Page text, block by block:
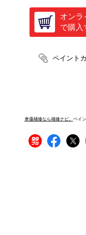
オンラ
で購入
車傷補修なら補修ナビ。 ペイ